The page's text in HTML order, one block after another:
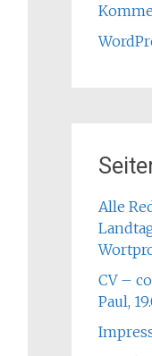
Alle
CV –
Paul,